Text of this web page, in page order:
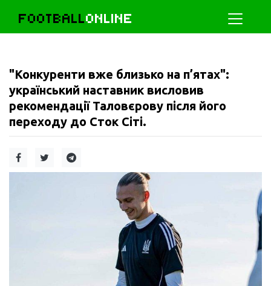
FOOTBALLONLINE
"Конкуренти вже близько на п’ятах":
український наставник висловив
рекомендації Таловєрову після його
переходу до Сток Сіті.